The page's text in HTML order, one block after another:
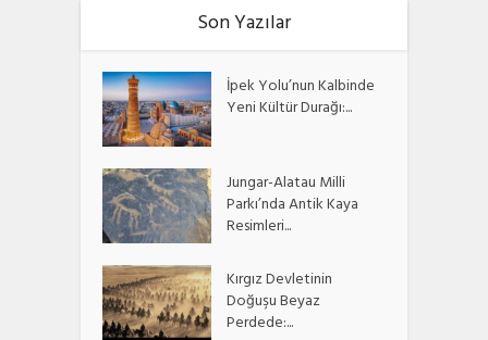
Son Yazılar
İpek Yolu’nun Kalbinde
Yeni Kültür Durağı:...
Jungar-Alatau Milli
Parkı’nda Antik Kaya
Resimleri...
Kırgız Devletinin
Doğuşu Beyaz
Perdede:...